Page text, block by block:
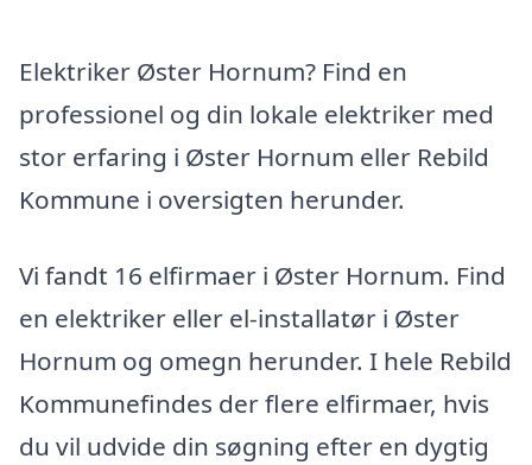
Elektriker Øster Hornum? Find en
professionel og din lokale elektriker med
stor erfaring i Øster Hornum eller Rebild
Kommune i oversigten herunder.
Vi fandt 16 elfirmaer i Øster Hornum. Find
en elektriker eller el-installatør i Øster
Hornum og omegn herunder. I hele Rebild
Kommunefindes der flere elfirmaer, hvis
du vil udvide din søgning efter en dygtig